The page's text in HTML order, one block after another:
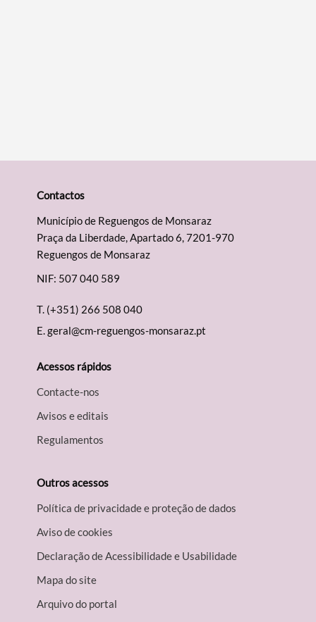
Contactos
Município de Reguengos de Monsaraz
Praça da Liberdade, Apartado 6, 7201-970
Reguengos de Monsaraz
NIF: 507 040 589
T. (+351) 266 508 040
E.geral@cm-reguengos-monsaraz.pt
Acessos rápidos
Contacte-nos
Avisos e editais
Regulamentos
Outros acessos
Política de privacidade e proteção de dados
Aviso de cookies
Declaração de Acessibilidade e Usabilidade
Mapa do site
Arquivo do portal